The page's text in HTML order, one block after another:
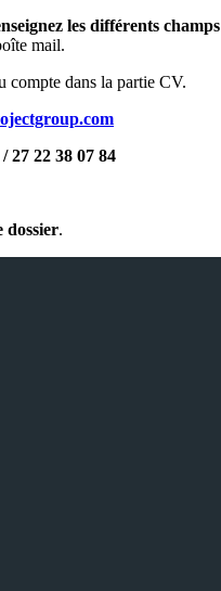
les différents champs
mail.
compte dans la partie CV.
27 22 38 07 84
dossier.